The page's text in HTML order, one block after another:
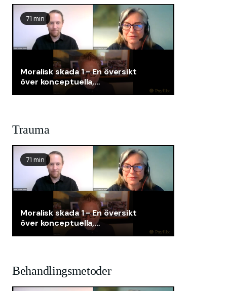
71 min
Moralisk skada 1 - En översikt
över konceptuella,
definitionsmässiga,
Trauma
71 min
Moralisk skada 1 - En översikt
över konceptuella,
definitionsmässiga,
Behandlingsmetoder